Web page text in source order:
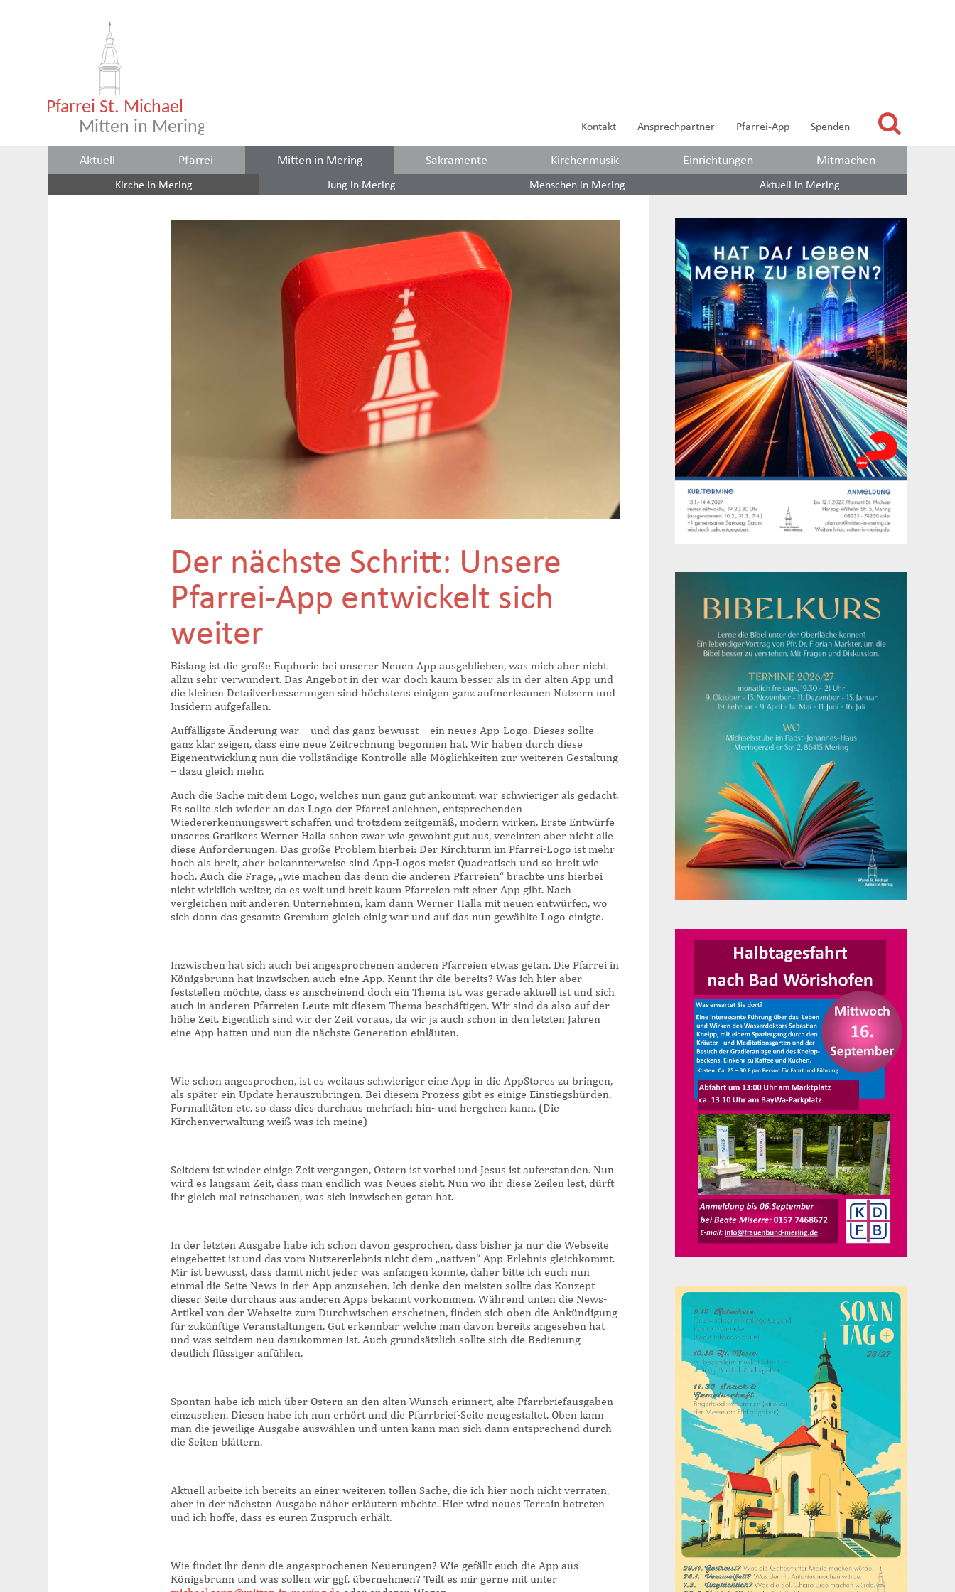
Kontakt Ansprechpartner Pfarrei-App Spenden
Aktuell Pfarrei Mitten in Mering Sakramente Kirchenmusik Einrichtungen Mitmachen
Kirche in Mering Jung in Mering Menschen in Mering Aktuell in Mering
Der nächste Schritt: Unsere
Pfarrei-App entwickelt sich
weiter
Bislang ist die große Euphorie bei unserer Neuen App ausgeblieben, was mich aber nicht
allzu sehr verwundert. Das Angebot in der war doch kaum besser als in der alten App und
die kleinen Detailverbesserungen sind höchstens einigen ganz aufmerksamen Nutzern und
Insidern aufgefallen.
Auffälligste Änderung war – und das ganz bewusst – ein neues App-Logo. Dieses sollte
ganz klar zeigen, dass eine neue Zeitrechnung begonnen hat. Wir haben durch diese
Eigenentwicklung nun die vollständige Kontrolle alle Möglichkeiten zur weiteren Gestaltung
– dazu gleich mehr.
Auch die Sache mit dem Logo, welches nun ganz gut ankommt, war schwieriger als gedacht.
Es sollte sich wieder an das Logo der Pfarrei anlehnen, entsprechenden
Wiedererkennungswert schaffen und trotzdem zeitgemäß, modern wirken. Erste Entwürfe
unseres Grafikers Werner Halla sahen zwar wie gewohnt gut aus, vereinten aber nicht alle
diese Anforderungen. Das große Problem hierbei: Der Kirchturm im Pfarrei-Logo ist mehr
hoch als breit, aber bekannterweise sind App-Logos meist Quadratisch und so breit wie
hoch. Auch die Frage, „wie machen das denn die anderen Pfarreien“ brachte uns hierbei
nicht wirklich weiter, da es weit und breit kaum Pfarreien mit einer App gibt. Nach
vergleichen mit anderen Unternehmen, kam dann Werner Halla mit neuen entwürfen, wo
sich dann das gesamte Gremium gleich einig war und auf das nun gewählte Logo einigte.
Inzwischen hat sich auch bei angesprochenen anderen Pfarreien etwas getan. Die Pfarrei in
Königsbrunn hat inzwischen auch eine App. Kennt ihr die bereits? Was ich hier aber
feststellen möchte, dass es anscheinend doch ein Thema ist, was gerade aktuell ist und sich
auch in anderen Pfarreien Leute mit diesem Thema beschäftigen. Wir sind da also auf der
höhe Zeit. Eigentlich sind wir der Zeit voraus, da wir ja auch schon in den letzten Jahren
eine App hatten und nun die nächste Generation einläuten.
Wie schon angesprochen, ist es weitaus schwieriger eine App in die AppStores zu bringen,
als später ein Update herauszubringen. Bei diesem Prozess gibt es einige Einstiegshürden,
Formalitäten etc. so dass dies durchaus mehrfach hin- und hergehen kann. (Die
Kirchenverwaltung weiß was ich meine)
Seitdem ist wieder einige Zeit vergangen, Ostern ist vorbei und Jesus ist auferstanden. Nun
wird es langsam Zeit, dass man endlich was Neues sieht. Nun wo ihr diese Zeilen lest, dürft
ihr gleich mal reinschauen, was sich inzwischen getan hat.
In der letzten Ausgabe habe ich schon davon gesprochen, dass bisher ja nur die Webseite
eingebettet ist und das vom Nutzererlebnis nicht dem „nativen“ App-Erlebnis gleichkommt.
Mir ist bewusst, dass damit nicht jeder was anfangen konnte, daher bitte ich euch nun
einmal die Seite News in der App anzusehen. Ich denke den meisten sollte das Konzept
dieser Seite durchaus aus anderen Apps bekannt vorkommen. Während unten die News-
Artikel von der Webseite zum Durchwischen erscheinen, finden sich oben die Ankündigung
für zukünftige Veranstaltungen. Gut erkennbar welche man davon bereits angesehen hat
und was seitdem neu dazukommen ist. Auch grundsätzlich sollte sich die Bedienung
deutlich flüssiger anfühlen.
Spontan habe ich mich über Ostern an den alten Wunsch erinnert, alte Pfarrbriefausgaben
einzusehen. Diesen habe ich nun erhört und die Pfarrbrief-Seite neugestaltet. Oben kann
man die jeweilige Ausgabe auswählen und unten kann man sich dann entsprechend durch
die Seiten blättern.
Aktuell arbeite ich bereits an einer weiteren tollen Sache, die ich hier noch nicht verraten,
aber in der nächsten Ausgabe näher erläutern möchte. Hier wird neues Terrain betreten
und ich hoffe, dass es euren Zuspruch erhält.
Wie findet ihr denn die angesprochenen Neuerungen? Wie gefällt euch die App aus
Königsbrunn und was sollen wir ggf. übernehmen? Teilt es mir gerne mit unter